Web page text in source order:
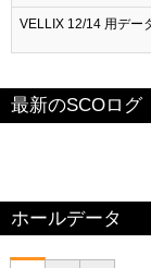
VELLIX 12/14 用デー
最新のSCOログ
ホールデータ